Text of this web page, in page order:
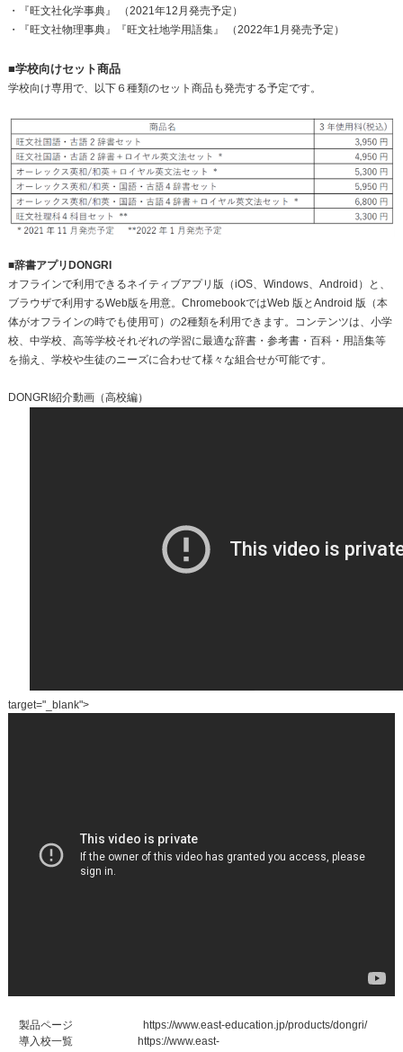
・『旺文社化学事典』 （2021年12月発売予定）
・『旺文社物理事典』『旺文社地学用語集』 （2022年1月発売予定）
■学校向けセット商品
学校向け専用で、以下６種類のセット商品も発売する予定です。
■辞書アプリDONGRI
オフラインで利用できるネイティブアプリ版（iOS、Windows、Android）と、
ブラウザで利用するWeb版を用意。ChromebookではWeb 版とAndroid 版（本
体がオフラインの時でも使用可）の2種類を利用できます。コンテンツは、小学
校、中学校、高等学校それぞれの学習に最適な辞書・参考書・百科・用語集等
を揃え、学校や生徒のニーズに合わせて様々な組合せが可能です。
DONGRI紹介動画（高校編）
target="_blank">
製品ページ
https://www.east-education.jp/products/dongri/
導入校一覧
https://www.east-